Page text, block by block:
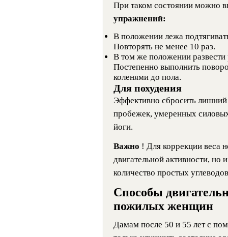
При таком состоянии можно
упражнений:
В положении лежа
Повторять не менее 10 раз.
В том же положении развести
Постепенно выполнить
коленями до пола.
Для похудения
Эффективно сбросить
пробежек, умеренных
йоги.
Важно ! Для коррекции веса
двигательной активности, но
количество простых
Способы
пожилых женщин
Дамам после 50 и 55 лет с